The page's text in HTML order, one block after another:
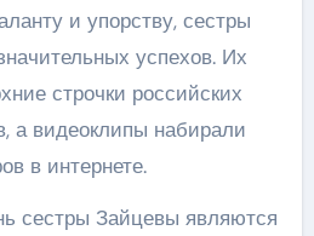
и упорству, сестры
успехов. Их
строчки российских
а видеоклипы набирали
в интернете.
сестры Зайцевы являются